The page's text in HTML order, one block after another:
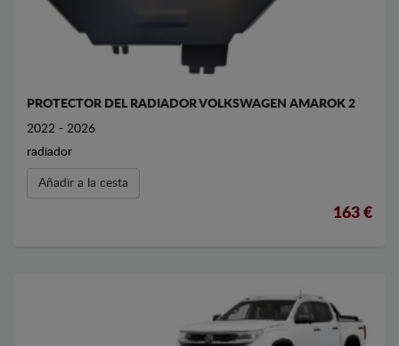
PROTECTOR DEL RADIADOR VOLKSWAGEN AMAROK 2
2022 - 2026
radiador
Añadir a la cesta
163 €